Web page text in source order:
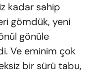
kadar sahip
gömdük, yeni
gönüle
Ve eminim çok
bir sürü tabu,